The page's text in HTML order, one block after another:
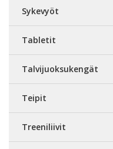
Sykevyöt
Tabletit
Talvijuoksukengät
Teipit
Treeniliivit